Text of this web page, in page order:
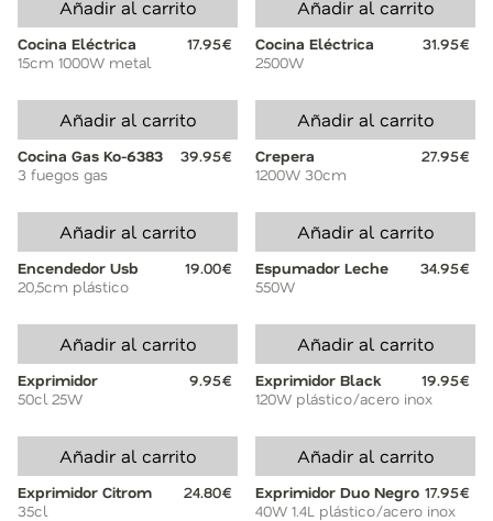
Añadir al carrito
Cocina Eléctrica
17.95€
15cm 1000W metal
Añadir al carrito
Cocina Eléctrica
31.95€
2500W
Añadir al carrito
Cocina Gas Ko-6383
39.95€
3 fuegos gas
Añadir al carrito
Crepera
27.95€
1200W 30cm
Añadir al carrito
Encendedor Usb
19.00€
20,5cm plástico
Añadir al carrito
Espumador Leche
34.95€
550W
Añadir al carrito
Exprimidor
9.95€
50cl 25W
Añadir al carrito
Exprimidor Black
19.95€
120W plástico/acero inox
Añadir al carrito
Exprimidor Citrom
24.80€
35cl
Añadir al carrito
Exprimidor Duo Negro 17.95€
40W 1.4L plástico/acero inox